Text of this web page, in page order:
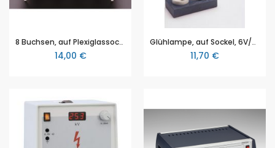
8 Buchsen, auf Plexiglassockel
14,00 €
Glühlampe, auf Sockel, 6V/5A, E 14, Stück
11,70 €